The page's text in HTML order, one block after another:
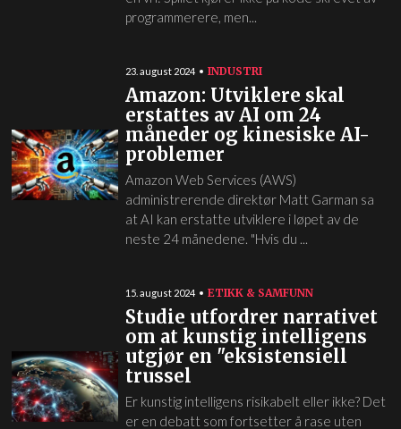
programmerere, men...
23. august 2024 INDUSTRI
Amazon: Utviklere skal
erstattes av AI om 24
måneder og kinesiske AI-
problemer
Amazon Web Services (AWS)
administrerende direktør Matt Garman sa
at AI kan erstatte utviklere i løpet av de
neste 24 månedene. "Hvis du ...
15. august 2024 ETIKK & SAMFUNN
Studie utfordrer narrativet
om at kunstig intelligens
utgjør en "eksistensiell
trussel
Er kunstig intelligens risikabelt eller ikke? Det
er en debatt som fortsetter å rase uten